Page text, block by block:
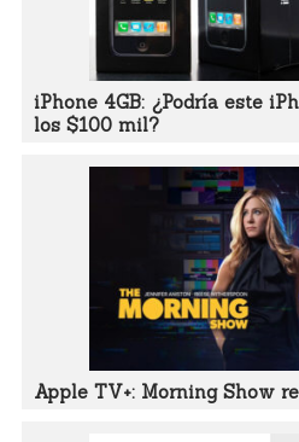
iPhone 4GB: ¿Podría este
los $100 mil?
Apple TV+: Morning Show